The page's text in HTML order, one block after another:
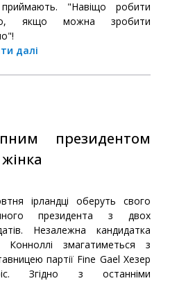
"Навіщо робити
якщо можна зробити
далі
президентом
ірландці оберуть свого
президента з двох
Незалежна кандидатка
Конноллі змагатиметься з
партії Fine Gael Хезер
Згідно з останніми